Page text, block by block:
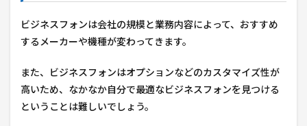
ビジネスフォンは会社の規模と業務内容によって、おすすめ
するメーカーや機種が変わってきます。
また、ビジネスフォンはオプションなどのカスタマイズ性が
高いため、なかなか自分で最適なビジネスフォンを見つける
ということは難しいでしょう。